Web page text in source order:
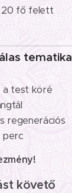
20 fő felett
tematika
a test köré
regenerációs
perc
követő